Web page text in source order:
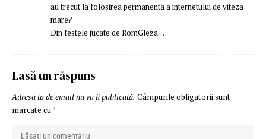
au trecut la folosirea permanenta a internetului de viteza
mare?
Din festele jucate de RomGleza…
Lasă un răspuns
Adresa ta de email nu va fi publicată. Câmpurile obligatorii sunt
marcate cu*